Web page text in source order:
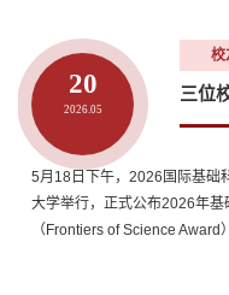
长，2021年任宣城市市长，
20
2026.05
校
三位
5月18日下午，2026国际基础
大学举行，正式公布2026年
（Frontiers of Science